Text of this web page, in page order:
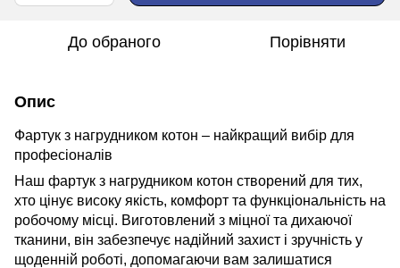
До обраного Порівняти
Опис
Фартук з нагрудником котон – найкращий вибір для
професіоналів
Наш фартук з нагрудником котон створений для тих,
хто цінує високу якість, комфорт та функціональність на
робочому місці. Виготовлений з міцної та дихаючої
тканини, він забезпечує надійний захист і зручність у
щоденній роботі, допомагаючи вам залишатися